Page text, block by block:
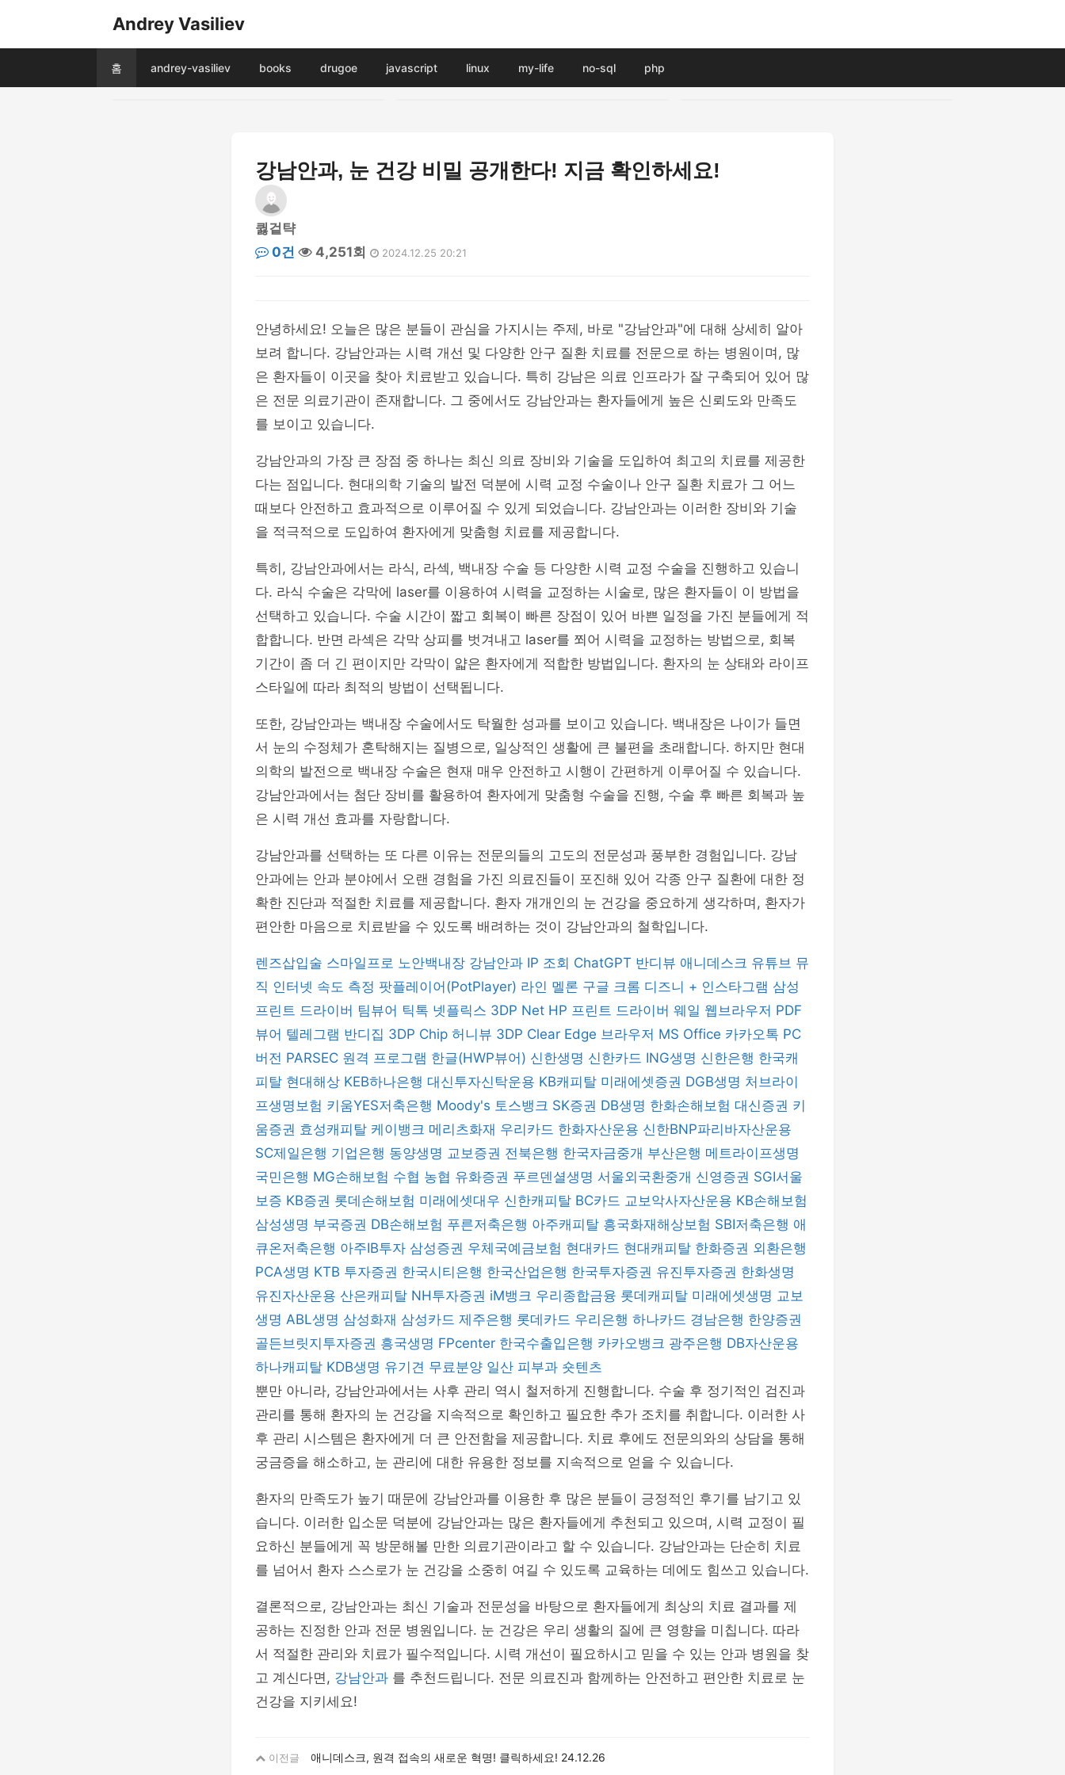
Andrey Vasiliev
홈 andrey-vasiliev books drugoe javascript linux my-life no-sql php
강남안과, 눈 건강 비밀 공개한다! 지금 확인하세요!
큃겉탹
0건
4,251회 2024.12.25 20:21
안녕하세요! 오늘은 많은 분들이 관심을 가지시는 주제, 바로 "강남안과"에 대해 상세히 알아
보려 합니다. 강남안과는 시력 개선 및 다양한 안구 질환 치료를 전문으로 하는 병원이며, 많
은 환자들이 이곳을 찾아 치료받고 있습니다. 특히 강남은 의료 인프라가 잘 구축되어 있어 많
은 전문 의료기관이 존재합니다. 그 중에서도 강남안과는 환자들에게 높은 신뢰도와 만족도
를 보이고 있습니다.
강남안과의 가장 큰 장점 중 하나는 최신 의료 장비와 기술을 도입하여 최고의 치료를 제공한
다는 점입니다. 현대의학 기술의 발전 덕분에 시력 교정 수술이나 안구 질환 치료가 그 어느
때보다 안전하고 효과적으로 이루어질 수 있게 되었습니다. 강남안과는 이러한 장비와 기술
을 적극적으로 도입하여 환자에게 맞춤형 치료를 제공합니다.
특히, 강남안과에서는 라식, 라섹, 백내장 수술 등 다양한 시력 교정 수술을 진행하고 있습니
다. 라식 수술은 각막에 laser를 이용하여 시력을 교정하는 시술로, 많은 환자들이 이 방법을
선택하고 있습니다. 수술 시간이 짧고 회복이 빠른 장점이 있어 바쁜 일정을 가진 분들에게 적
합합니다. 반면 라섹은 각막 상피를 벗겨내고 laser를 쬐어 시력을 교정하는 방법으로, 회복
기간이 좀 더 긴 편이지만 각막이 얇은 환자에게 적합한 방법입니다. 환자의 눈 상태와 라이프
스타일에 따라 최적의 방법이 선택됩니다.
또한, 강남안과는 백내장 수술에서도 탁월한 성과를 보이고 있습니다. 백내장은 나이가 들면
서 눈의 수정체가 혼탁해지는 질병으로, 일상적인 생활에 큰 불편을 초래합니다. 하지만 현대
의학의 발전으로 백내장 수술은 현재 매우 안전하고 시행이 간편하게 이루어질 수 있습니다.
강남안과에서는 첨단 장비를 활용하여 환자에게 맞춤형 수술을 진행, 수술 후 빠른 회복과 높
은 시력 개선 효과를 자랑합니다.
강남안과를 선택하는 또 다른 이유는 전문의들의 고도의 전문성과 풍부한 경험입니다. 강남
안과에는 안과 분야에서 오랜 경험을 가진 의료진들이 포진해 있어 각종 안구 질환에 대한 정
확한 진단과 적절한 치료를 제공합니다. 환자 개개인의 눈 건강을 중요하게 생각하며, 환자가
편안한 마음으로 치료받을 수 있도록 배려하는 것이 강남안과의 철학입니다.
렌즈삽입술 스마일프로 노안백내장 강남안과 IP 조회 ChatGPT 반디뷰 애니데스크 유튜브 뮤
직 인터넷 속도 측정 팟플레이어(PotPlayer) 라인 멜론 구글 크롬 디즈니 + 인스타그램 삼성
프린트 드라이버 팀뷰어 틱톡 넷플릭스 3DP Net HP 프린트 드라이버 웨일 웹브라우저 PDF
뷰어 텔레그램 반디집 3DP Chip 허니뷰 3DP Clear Edge 브라우저 MS Office 카카오톡 PC
버전 PARSEC 원격 프로그램 한글(HWP뷰어) 신한생명 신한카드 ING생명 신한은행 한국캐
피탈 현대해상 KEB하나은행 대신투자신탁운용 KB캐피탈 미래에셋증권 DGB생명 처브라이
프생명보험 키움YES저축은행 Moody's 토스뱅크 SK증권 DB생명 한화손해보험 대신증권 키
움증권 효성캐피탈 케이뱅크 메리츠화재 우리카드 한화자산운용 신한BNP파리바자산운용
SC제일은행 기업은행 동양생명 교보증권 전북은행 한국자금중개 부산은행 메트라이프생명
국민은행 MG손해보험 수협 농협 유화증권 푸르덴셜생명 서울외국환중개 신영증권 SGI서울
보증 KB증권 롯데손해보험 미래에셋대우 신한캐피탈 BC카드 교보악사자산운용 KB손해보험
삼성생명 부국증권 DB손해보험 푸른저축은행 아주캐피탈 흥국화재해상보험 SBI저축은행 애
큐온저축은행 아주IB투자 삼성증권 우체국예금보험 현대카드 현대캐피탈 한화증권 외환은행
PCA생명 KTB 투자증권 한국시티은행 한국산업은행 한국투자증권 유진투자증권 한화생명
유진자산운용 산은캐피탈 NH투자증권 iM뱅크 우리종합금융 롯데캐피탈 미래에셋생명 교보
생명 ABL생명 삼성화재 삼성카드 제주은행 롯데카드 우리은행 하나카드 경남은행 한양증권
골든브릿지투자증권 흥국생명 FPcenter 한국수출입은행 카카오뱅크 광주은행 DB자산운용
하나캐피탈 KDB생명 유기견 무료분양 일산 피부과 숏텐츠
뿐만 아니라, 강남안과에서는 사후 관리 역시 철저하게 진행합니다. 수술 후 정기적인 검진과
관리를 통해 환자의 눈 건강을 지속적으로 확인하고 필요한 추가 조치를 취합니다. 이러한 사
후 관리 시스템은 환자에게 더 큰 안전함을 제공합니다. 치료 후에도 전문의와의 상담을 통해
궁금증을 해소하고, 눈 관리에 대한 유용한 정보를 지속적으로 얻을 수 있습니다.
환자의 만족도가 높기 때문에 강남안과를 이용한 후 많은 분들이 긍정적인 후기를 남기고 있
습니다. 이러한 입소문 덕분에 강남안과는 많은 환자들에게 추천되고 있으며, 시력 교정이 필
요하신 분들에게 꼭 방문해볼 만한 의료기관이라고 할 수 있습니다. 강남안과는 단순히 치료
를 넘어서 환자 스스로가 눈 건강을 소중히 여길 수 있도록 교육하는 데에도 힘쓰고 있습니다.
결론적으로, 강남안과는 최신 기술과 전문성을 바탕으로 환자들에게 최상의 치료 결과를 제
공하는 진정한 안과 전문 병원입니다. 눈 건강은 우리 생활의 질에 큰 영향을 미칩니다. 따라
서 적절한 관리와 치료가 필수적입니다. 시력 개선이 필요하시고 믿을 수 있는 안과 병원을 찾
고 계신다면, 강남안과 를 추천드립니다. 전문 의료진과 함께하는 안전하고 편안한 치료로 눈
건강을 지키세요!
이전글 애니데스크, 원격 접속의 새로운 혁명! 클릭하세요! 24.12.26